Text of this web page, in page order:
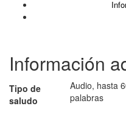
Información
Tipo de
saludo
Audio, hasta
palabras